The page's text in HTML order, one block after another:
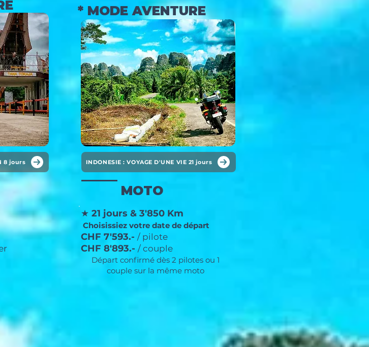
MOTO
8 jours INDONESIE : VOYAGE D'UNE VIE 21 jours
★ 21 jours & 3'850 Km
Choisissiez votre date de départ
CHF 7'593.- / pilote
CHF 8'893.- / couple​
Départ confirmé dès 2 pilotes ou 1
couple sur la même moto
* MODE AVENTURE